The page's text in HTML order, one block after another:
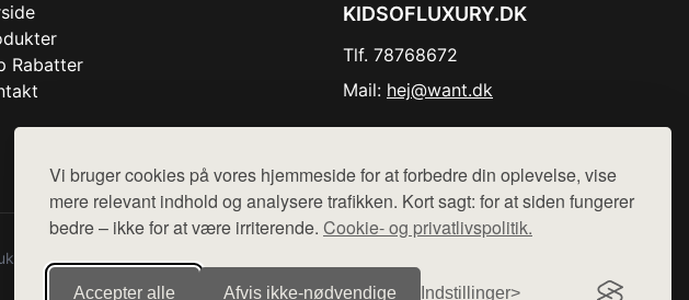
Vi bruger cookies på vores hjemmeside for at forbedre din oplevelse, vise
mere relevant indhold og analysere trafikken. Kort sagt: for at siden fungerer
bedre – ikke for at være irriterende. Cookie- og privatlivspolitik.
Accepter alle Afvis ikke‑nødvendige Indstillinger
Rabatter
KIDSOFLUXURY.DK
Tlf. 78768672
Mail: hej@want.dk
fra diverse webshops. Der sælges ikke varer fra denne side - vi henviser til de shops,